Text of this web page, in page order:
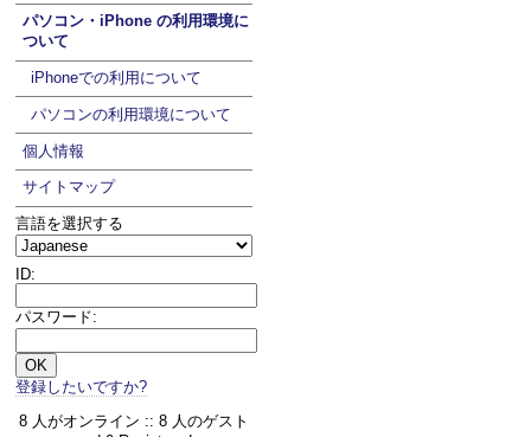
パソコン・iPhone の利用環境に
ついて
iPhoneでの利用について
パソコンの利用環境について
個人情報
サイトマップ
言語を選択する
ID:
パスワード:
登録したいですか?
8 人がオンライン :: 8 人のゲスト